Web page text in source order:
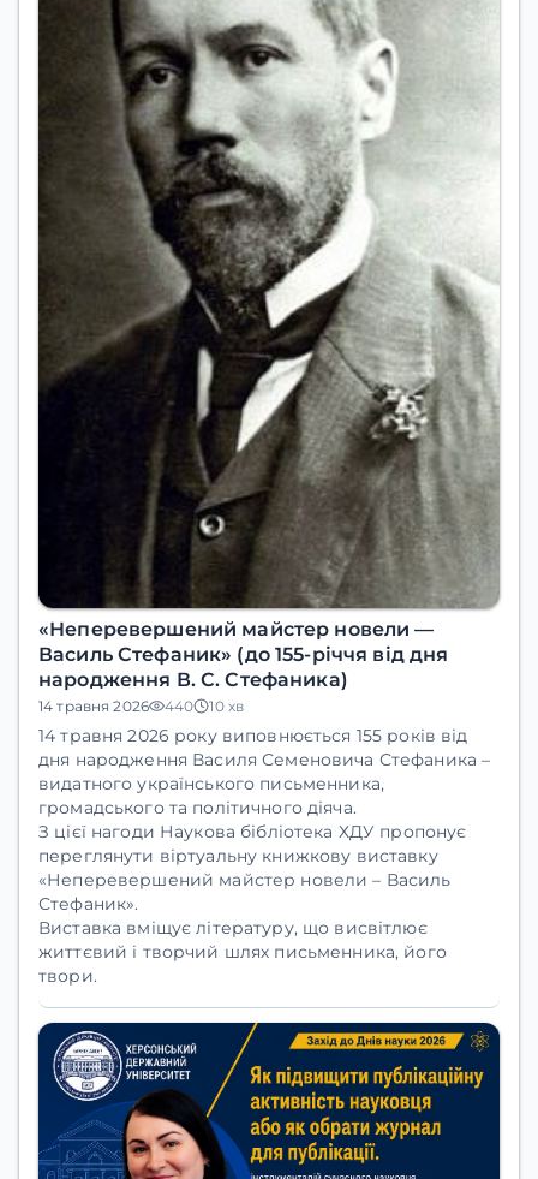
«Неперевершений майстер новели —
Василь Стефаник» (до 155-річчя від дня
народження В. С. Стефаника)
14 травня 2026 440 10 хв
14 травня 2026 року виповнюється 155 років від
дня народження Василя Семеновича Стефаника –
видатного українського письменника,
громадського та політичного діяча.
З цієї нагоди Наукова бібліотека ХДУ пропонує
переглянути віртуальну книжкову виставку
«Неперевершений майстер новели – Василь
Стефаник».
Виставка вміщує літературу, що висвітлює
життєвий і творчий шлях письменника, його
твори.